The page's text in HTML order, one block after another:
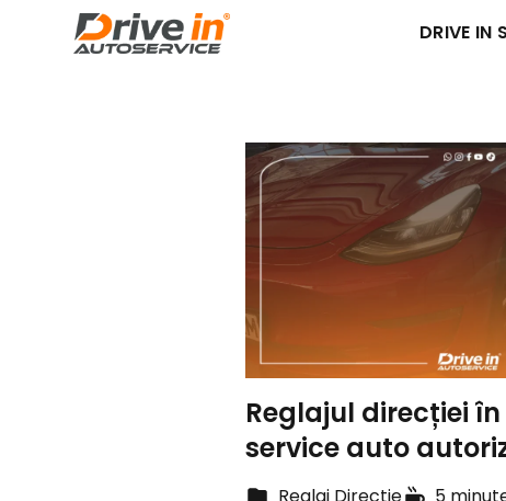
DRIVE IN
Reglajul direcției
service auto